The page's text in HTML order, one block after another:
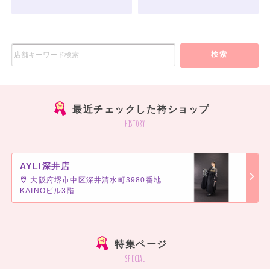
検索
最近チェックした袴ショップ
history
AYLI深井店
大阪府堺市中区深井清水町3980番地
KAINOビル3階
特集ページ
special